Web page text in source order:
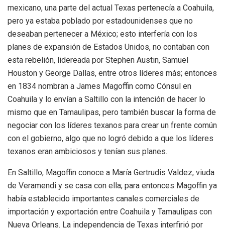
mexicano, una parte del actual Texas pertenecía a Coahuila,
pero ya estaba poblado por estadounidenses que no
deseaban pertenecer a México; esto interfería con los
planes de expansión de Estados Unidos, no contaban con
esta rebelión, lidereada por Stephen Austin, Samuel
Houston y George Dallas, entre otros líderes más; entonces
en 1834 nombran a James Magoffin como Cónsul en
Coahuila y lo envían a Saltillo con la intención de hacer lo
mismo que en Tamaulipas, pero también buscar la forma de
negociar con los líderes texanos para crear un frente común
con el gobierno, algo que no logró debido a que los líderes
texanos eran ambiciosos y tenían sus planes.
En Saltillo, Magoffin conoce a María Gertrudis Valdez, viuda
de Veramendi y se casa con ella; para entonces Magoffin ya
había establecido importantes canales comerciales de
importación y exportación entre Coahuila y Tamaulipas con
Nueva Orleans. La independencia de Texas interfirió por